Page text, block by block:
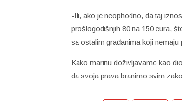
-Ili, ako je neophodno, da taj
prošlogodišnjih 80 na 150 eura,
sa ostalim građanima koji nemaju
Kako marinu doživljavamo kao
da svoja prava branimo svim